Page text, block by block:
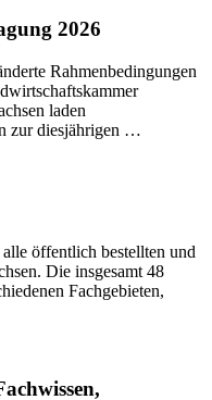
2026
Rahmenbedingungen
laden
zur diesjährigen …
öffentlich bestellten und
Die insgesamt 48
Fachgebieten,